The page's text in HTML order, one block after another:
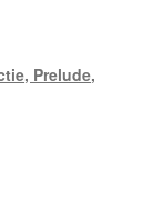
Prelude,